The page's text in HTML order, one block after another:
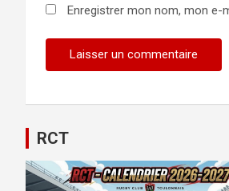
Enregistrer mon nom, mon e-
RCT